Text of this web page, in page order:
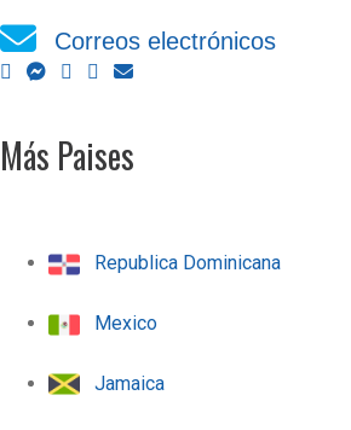
Correos electrónicos
Más Paises
Republica Dominicana
Mexico
Jamaica